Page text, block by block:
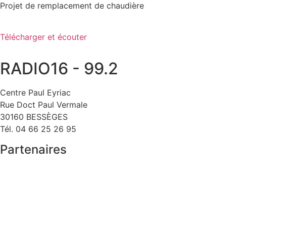
Projet de remplacement de chaudière
Télécharger et écouter
RADIO16 - 99.2
Centre Paul Eyriac
Rue Doct Paul Vermale
30160 BESSÈGES
Tél. 04 66 25 26 95
Partenaires